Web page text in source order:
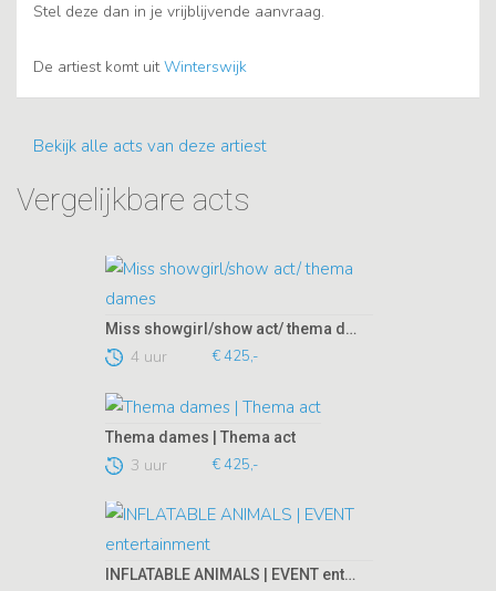
Stel deze dan in je vrijblijvende aanvraag.
De artiest komt uitWinterswijk
Bekijk alle acts van deze artiest
Vergelijkbare acts
Miss showgirl/show act/ thema dames
4 uur € 425,-
Thema dames | Thema act
3 uur € 425,-
INFLATABLE ANIMALS | EVENT entertainment